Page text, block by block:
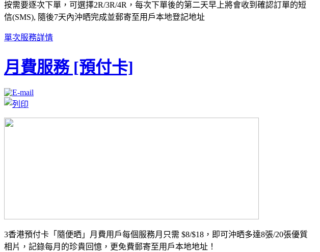
按需要逐次下單，可選擇2R/3R/4R，每次下單後的第二天早上將會收到確認訂單的短
信(SMS), 隨後7天內沖晒完成並郵寄至用戶本地登記地址
單次服務詳情
月費服務 [預付卡]
3香港預付卡「隨便晒」月費用戶每個服務月只需 $8/$18，即可沖晒多達8張/20張優質
相片，記錄每月的珍貴回憶，更免費郵寄至用戶本地地址！